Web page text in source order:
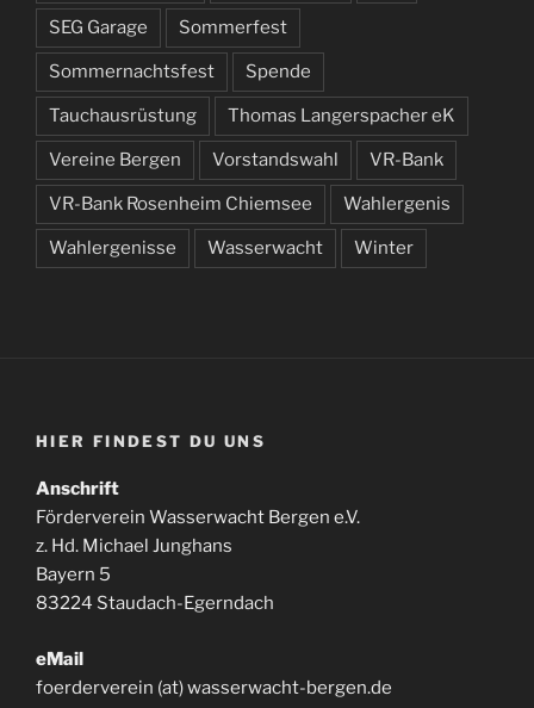
SEG Garage Sommerfest
Sommernachtsfest Spende
Tauchausrüstung Thomas Langerspacher eK
Vereine Bergen Vorstandswahl VR-Bank
VR-Bank Rosenheim Chiemsee Wahlergenis
Wahlergenisse Wasserwacht Winter
HIER FINDEST DU UNS
Anschrift
Förderverein Wasserwacht Bergen e.V.
z. Hd. Michael Junghans
Bayern 5
83224 Staudach-Egerndach
eMail
foerderverein (at) wasserwacht-bergen.de